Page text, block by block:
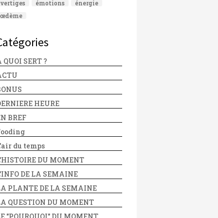
vertiges émotions
énergie
œdème
QUOI SERT ?
HEURE
BREF
du temps
DU MOMENT
DE LA SEMAINE
PLANTE DE LA SEMAINE
QUESTION DU MOMENT